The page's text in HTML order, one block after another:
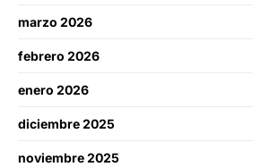
marzo 2026
febrero 2026
enero 2026
diciembre 2025
noviembre 2025